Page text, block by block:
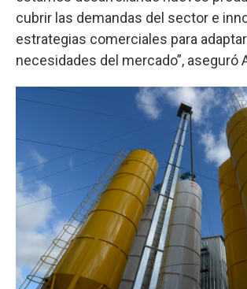
cubrir las demandas del sector e
estrategias comerciales para
necesidades del mercado”, aseguró